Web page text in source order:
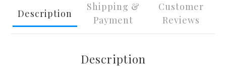
Description
Shipping &
Payment
Customer
Reviews
Description